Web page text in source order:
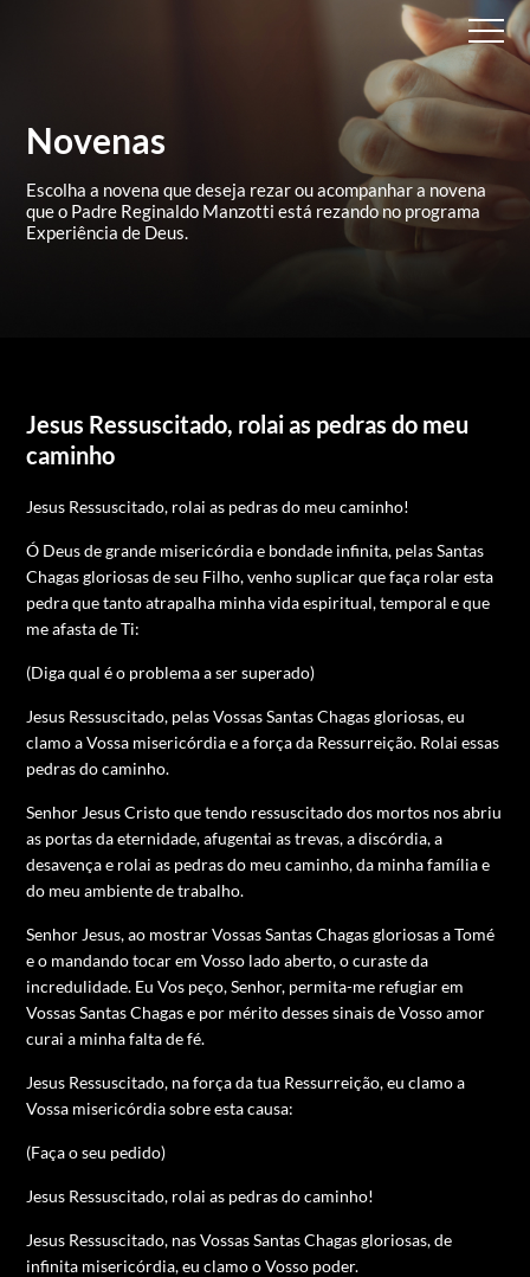
Novenas
Escolha a novena que deseja rezar ou acompanhar a novena
queo Padre Reginaldo Manzotti está rezando no programa
Experiência de Deus.
Jesus Ressuscitado, rolai as pedras do meu
caminho
Jesus Ressuscitado, rolai as pedras do meu caminho!
Ó Deus de grande misericórdia e bondade infinita, pelas Santas
Chagas gloriosas de seu Filho, venho suplicar que faça rolar esta
pedra que tanto atrapalha minha vida espiritual, temporal e que
me afasta de Ti:
(Diga qual é o problema a ser superado)
Jesus Ressuscitado, pelas Vossas Santas Chagas gloriosas, eu
clamo a Vossa misericórdia e a força da Ressurreição. Rolai essas
pedras do caminho.
Senhor Jesus Cristo que tendo ressuscitado dos mortos nos abriu
as portas da eternidade, afugentai as trevas, a discórdia, a
desavença e rolai as pedras do meu caminho, da minha família e
do meu ambiente de trabalho.
Senhor Jesus, ao mostrar Vossas Santas Chagas gloriosas a Tomé
e o mandando tocar em Vosso lado aberto, o curaste da
incredulidade. Eu Vos peço, Senhor, permita-me refugiar em
Vossas Santas Chagas e por mérito desses sinais de Vosso amor
curai a minha falta de fé.
Jesus Ressuscitado, na força da tua Ressurreição, eu clamo a
Vossa misericórdia sobre esta causa:
(Faça o seu pedido)
Jesus Ressuscitado, rolai as pedras do caminho!
Jesus Ressuscitado, nas Vossas Santas Chagas gloriosas, de
infinita misericórdia, eu clamo o Vosso poder.